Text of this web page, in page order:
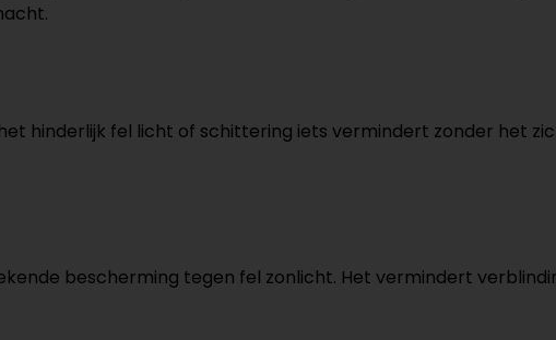
hinderlijk fel licht of schittering iets vermindert zonder het
bescherming tegen fel zonlicht. Het vermindert